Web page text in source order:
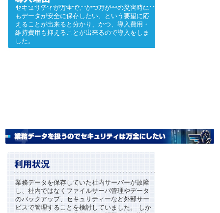
セキュリティが万全で、かつ万が一の災害時に
もデータが安全に保存したい、という要望に応
えることが出来ると分かり、かつ、導入費用・
維持費用も抑えることが出来るので導入をしま
した。
業務データを保存していた社内サーバーが故障
し、社内ではなくファイルサーバ管理やデータ
のバックアップ、セキュリティーなど外部サー
ビスで管理することを検討していました。 しか